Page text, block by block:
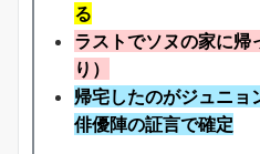
る
ラストでソヌの家に帰
り）
帰宅したのがジュニョ
俳優陣の証言で確定